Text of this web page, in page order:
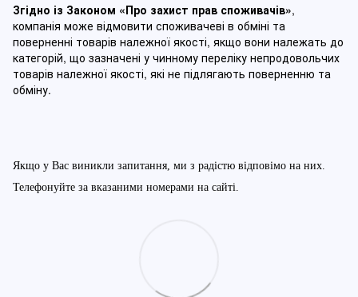
Згідно із Законом «Про захист прав споживачів»,
компанія може відмовити споживачеві в обміні та
поверненні товарів належної якості, якщо вони належать до
категорій, що зазначені у чинному переліку непродовольчих
товарів належної якості, які не підлягають поверненню та
обміну.
Якщо у Вас виникли запитання, ми з радістю відповімо на них.
Телефонуйте за вказаними номерами на сайті.